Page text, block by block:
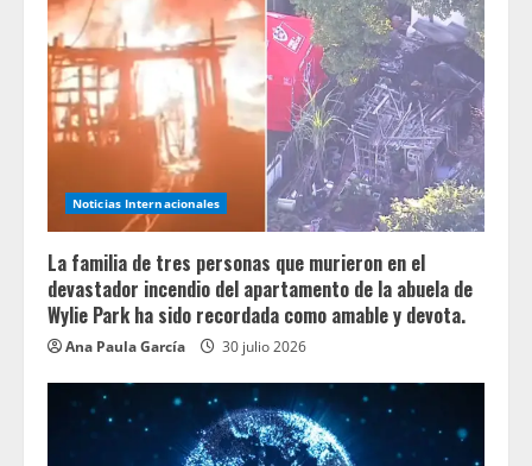
Noticias Internacionales
La familia de tres personas que murieron en el
devastador incendio del apartamento de la abuela de
Wylie Park ha sido recordada como amable y devota.
Ana Paula García 30 julio 2026